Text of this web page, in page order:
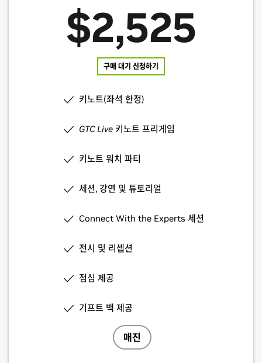
$2,525
구매 대기 신청하기
키노트(좌석 한정)
GTC Live 키노트 프리게임
키노트 워치 파티
세션, 강연 및 튜토리얼
Connect With the Experts 세션
전시 및 리셉션
점심 제공
기프트 백 제공